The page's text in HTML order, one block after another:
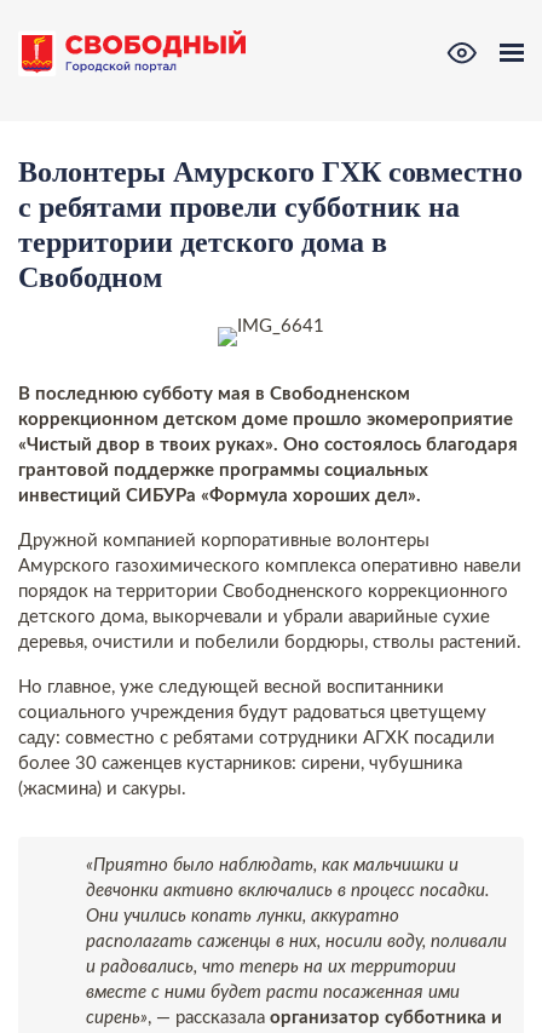
Волонтеры Амурского ГХК совместно
с ребятами провели субботник на
территории детского дома в
Свободном
В последнюю субботу мая в Свободненском
коррекционном детском доме прошло экомероприятие
«Чистый двор в твоих руках». Оно состоялось благодаря
грантовой поддержке программы социальных
инвестиций СИБУРа «Формула хороших дел».
Дружной компанией корпоративные волонтеры
Амурского газохимического комплекса оперативно навели
порядок на территории Свободненского коррекционного
детского дома, выкорчевали и убрали аварийные сухие
деревья, очистили и побелили бордюры, стволы растений.
Но главное, уже следующей весной воспитанники
социального учреждения будут радоваться цветущему
саду: совместно с ребятами сотрудники АГХК посадили
более 30 саженцев кустарников: сирени, чубушника
(жасмина) и сакуры.
«Приятно было наблюдать, как мальчишки и
девчонки активно включались в процесс посадки.
Они учились копать лунки, аккуратно
располагать саженцы в них, носили воду, поливали
и радовались, что теперь на их территории
вместе с ними будет расти посаженная ими
сирень», — рассказала организатор субботника и